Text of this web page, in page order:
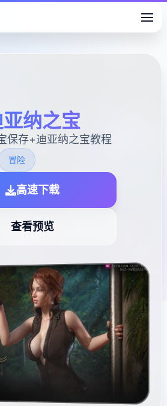
纳之宝
保存+迪亚纳之宝教程
冒险
高速下载
查看预览